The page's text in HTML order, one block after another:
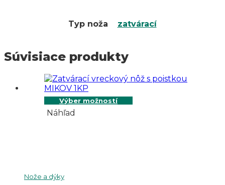
Typ noža zatvárací
Súvisiace produkty
Výber možností
Náhľad
Nože a dýky